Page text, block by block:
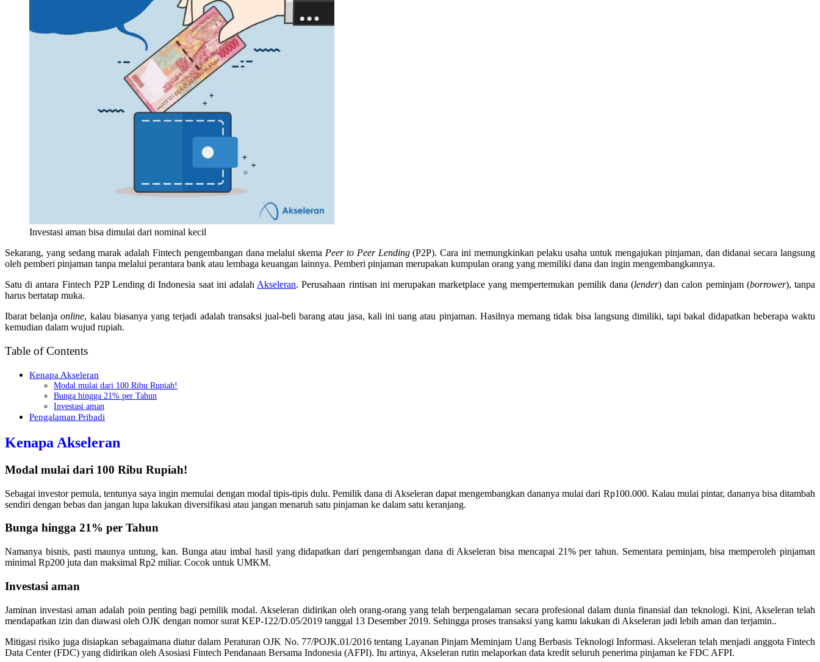
Investasi aman bisa dimulai dari nominal kecil
Sekarang, yang sedang marak adalah Fintech pengembangan dana melalui skema Peer to Peer Lending(P2P). Cara ini memungkinkan pelaku usaha untuk mengajukan pinjaman, dan didanai secara langsung
oleh pemberi pinjaman tanpa melalui perantara bank atau lembaga keuangan lainnya. Pemberi pinjaman merupakan kumpulan orang yang memiliki dana dan ingin mengembangkannya.
Satu di antara Fintech P2P Lending di Indonesia saat ini adalah Akseleran. Perusahaan rintisan ini merupakan marketplace yang mempertemukan pemilik dana (lender) dan calon peminjam (borrower), tanpa
harus bertatap muka.
Ibarat belanjaonline, kalau biasanya yang terjadi adalah transaksi jual-beli barang atau jasa, kali ini uang atau pinjaman. Hasilnya memang tidak bisa langsung dimiliki, tapi bakal didapatkan beberapa waktu
kemudian dalam wujud rupiah.
Table of Contents
Kenapa Akseleran
Modal mulai dari 100 Ribu Rupiah!
Bunga hingga 21% per Tahun
Investasi aman
Pengalaman Pribadi
Kenapa Akseleran
Modal mulai dari 100 Ribu Rupiah!
Sebagai investor pemula, tentunya saya ingin memulai dengan modal tipis-tipis dulu. Pemilik dana di Akseleran dapat mengembangkan dananya mulai dari Rp100.000. Kalau mulai pintar, dananya bisa ditambah
sendiri dengan bebas dan jangan lupa lakukan diversifikasi atau jangan menaruh satu pinjaman ke dalam satu keranjang.
Bunga hingga 21% per Tahun
Namanya bisnis, pasti maunya untung, kan. Bunga atau imbal hasil yang didapatkan dari pengembangan dana di Akseleran bisa mencapai 21% per tahun. Sementara peminjam, bisa memperoleh pinjaman
minimal Rp200 juta dan maksimal Rp2 miliar. Cocok untuk UMKM.
Investasi aman
Jaminan investasi aman adalah poin penting bagi pemilik modal. Akseleran didirikan oleh orang-orang yang telah berpengalaman secara profesional dalam dunia finansial dan teknologi. Kini, Akseleran telah
mendapatkan izin dan diawasi oleh OJK dengan nomor surat KEP-122/D.05/2019 tanggal 13 Desember 2019. Sehingga proses transaksi yang kamu lakukan di Akseleran jadi lebih aman dan terjamin..
Mitigasi risiko juga disiapkan sebagaimana diatur dalam Peraturan OJK No. 77/POJK.01/2016 tentang Layanan Pinjam Meminjam Uang Berbasis Teknologi Informasi. Akseleran telah menjadi anggota Fintech
Data Center (FDC) yang didirikan oleh Asosiasi Fintech Pendanaan Bersama Indonesia (AFPI). Itu artinya, Akseleran rutin melaporkan data kredit seluruh penerima pinjaman ke FDC AFPI.